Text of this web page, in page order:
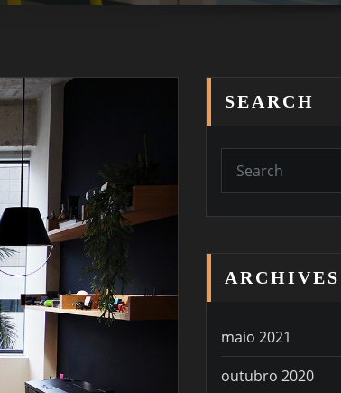
SEARCH
ARCHIVES
maio 2021
outubro 2020